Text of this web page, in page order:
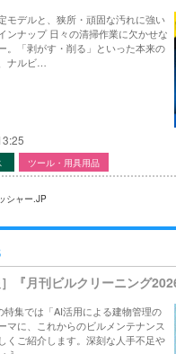
モデルと、狭所・頑固な汚れに強い
ンナップ 日々の清掃作業に欠かせな
。「剥がす・削る」といった本来の
ナルビ…
ツール・用具用品
シャー.JP
］『月刊ビルクリーニング
特集では「AI活用による建物管理の
マに、これからのビルメンテナンス
くご紹介します。深刻な人手不足や